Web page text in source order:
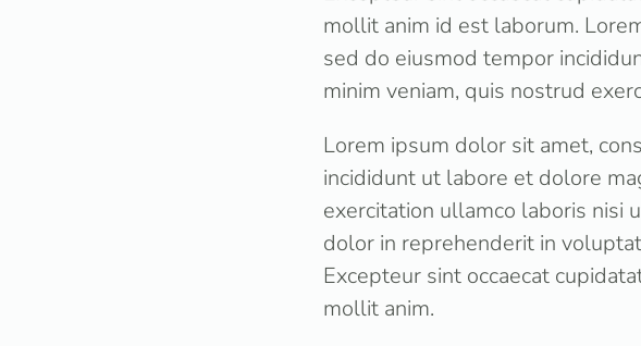
mollit anim id est laborum.
sed do eiusmod tempor
minim veniam, quis nostrud
Lorem ipsum dolor sit amet,
incididunt ut labore et dolore
exercitation ullamco laboris nisi
dolor in reprehenderit in
Excepteur sint occaecat
mollit anim.